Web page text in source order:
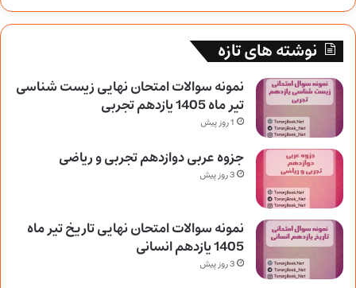
نوشته های تازه
نمونه سوالات امتحان نهایی زیست شناسی
تیر ماه 1405 یازدهم تجربی
1 روز پیش
جزوه عربی دوازدهم تجربی و ریاضی
3 روز پیش
نمونه سوالات امتحان نهایی تاریخ تیر ماه
1405 یازدهم انسانی
3 روز پیش